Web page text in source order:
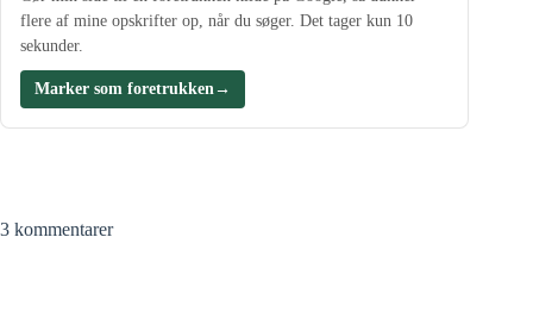
flere af mine opskrifter op, når du søger. Det tager kun 10
sekunder.
Marker som foretrukken→
3 kommentarer